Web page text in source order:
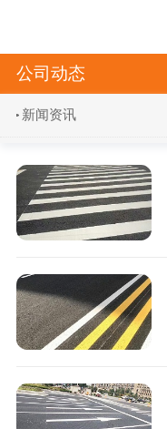
公司动态
新闻资讯